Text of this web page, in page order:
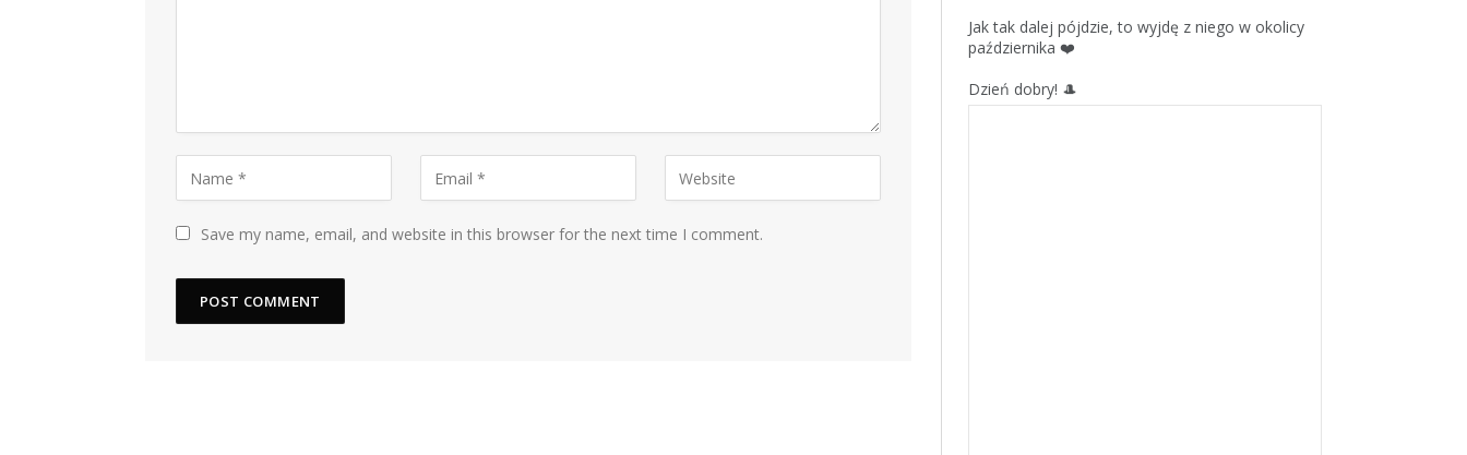
Save my name, email, and website in this browser for the next time I comment.
Jak tak dalej pójdzie, to wyjdę z niego w okolicy
października ❤️
Dzień dobry! 🎩